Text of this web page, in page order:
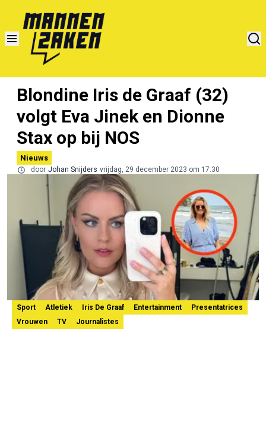
Blondine Iris de Graaf (32)
volgt Eva Jinek en Dionne
Stax op bij NOS
Nieuws
door Johan Snijders vrijdag, 29 december 2023 om 17:30
Sport Atletiek Iris De Graaf Entertainment
Presentatrices
Vrouwen
TV Journalistes